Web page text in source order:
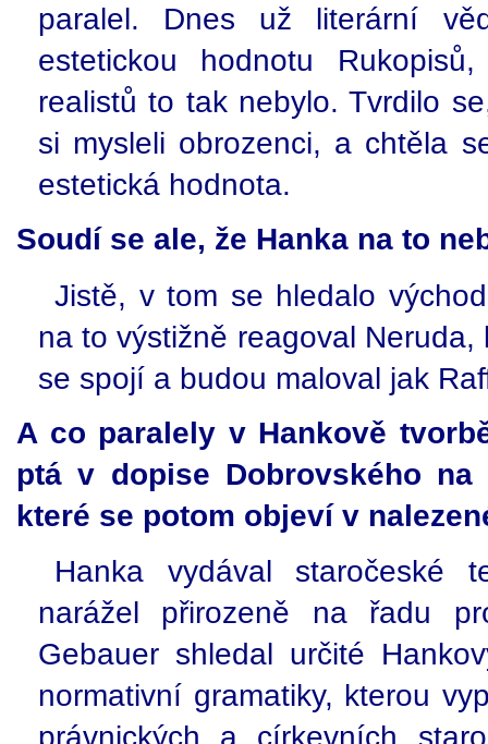
paralel. Dnes už literární
estetickou hodnotu
realistů to tak nebylo. Tvrdilo
si mysleli obrozenci, a chtěla
estetická hodnota.
Soudí se ale, že Hanka na to
Jistě, v tom se hledalo
na to výstižně reagoval
se spojí a budou maloval jak
A co paralely v Hankově
ptá v dopise Dobrovského na
které se potom objeví v
Hanka vydával staročeské
narážel přirozeně na řadu
Gebauer shledal určité
normativní gramatiky, kterou
právnických a církevních